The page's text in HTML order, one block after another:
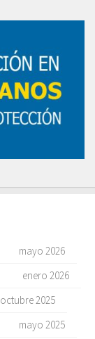
mayo 2026
enero 2026
octubre 2025
mayo 2025